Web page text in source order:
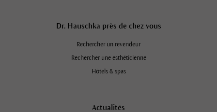
Dr. Hauschka près de chez vous
Rechercher un revendeur
Rechercher une esthéticienne
Hôtels & spas
Actualités